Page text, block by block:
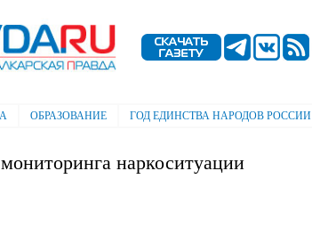
содержанию
ОБРАЗОВАНИЕ ГОД ЕДИНСТВА НАРОДОВ РОССИИ
наркоситуации